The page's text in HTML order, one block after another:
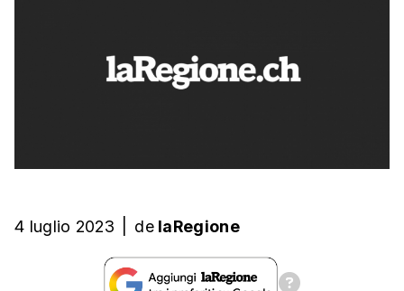
4 luglio 2023 de laRegione